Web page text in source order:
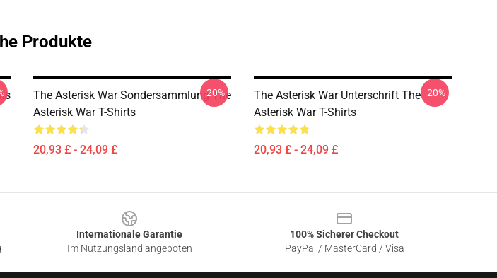
Produkte
The Asterisk War Sondersammlung The
Asterisk War T-Shirts
20,93 £ - 24,09 £
-20%
The Asterisk War Unterschrift The
Asterisk War T-Shirts
20,93 £ - 24,09 £
-20%
Internationale Garantie
Im Nutzungsland angeboten
100% Sicherer Checkout
PayPal / MasterCard / Visa